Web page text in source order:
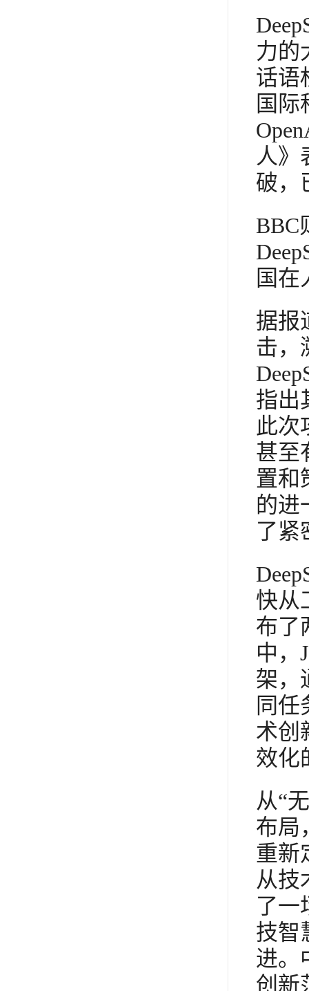
力的
话语
国际
人》
破，
BBC
国在
据报
击，
指出
此次
甚至
置和
的进
了紧
快从
布了
中，
架，
同任
术创
效化
从“
布局
重新
从技
了一
技智
进。
创新